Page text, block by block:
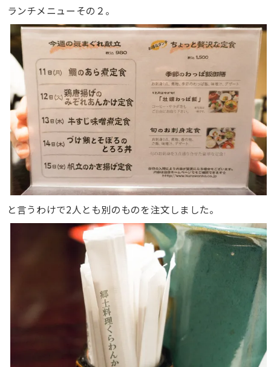
ランチメニューその２。
と言うわけで2人とも別のものを注文しました。